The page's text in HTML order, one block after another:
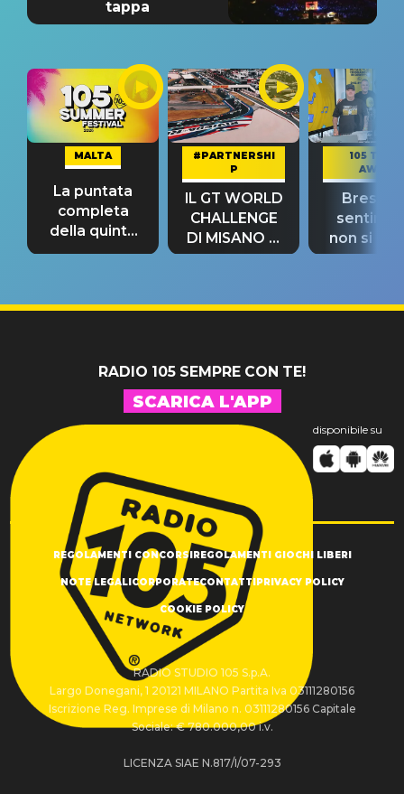
tappa
MALTA
La puntata
completa
della quinta
tappa
#PARTNERSHI
P
IL GT WORLD
CHALLENGE
DI MISANO si
riconferma
105 TAKE
AWAY
Bresh:
non si
fino alla
RADIO 105 SEMPRE CON TE!
SCARICA L'APP
disponibile su
REGOLAMENTI CONCORSI REGOLAMENTI GIOCHI LIBERI
NOTE LEGALI CORPORATECONTATTI PRIVACY POLICY
COOKIE POLICY
RADIO STUDIO 105 S.p.A.
Largo Donegani, 1 20121 MILANO Partita Iva 03111280156
Iscrizione Reg. Imprese di Milano n. 03111280156 Capitale
Sociale: € 780.000,00 i.v.
LICENZA SIAE N.817/I/07-293